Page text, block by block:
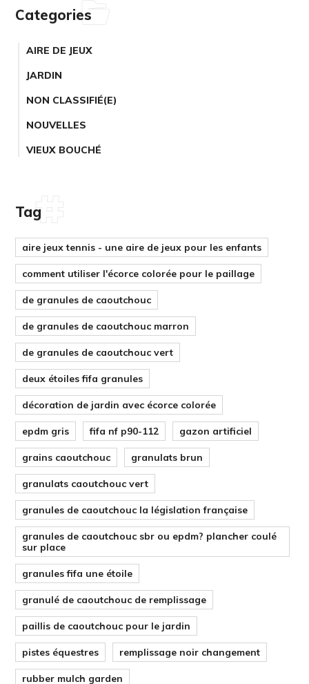
Categories
AIRE DE JEUX
JARDIN
NON CLASSIFIÉ(E)
NOUVELLES
VIEUX BOUCHÉ
Tag
aire jeux tennis - une aire de jeux pour les enfants
comment utiliser l'écorce colorée pour le paillage
de granules de caoutchouc
de granules de caoutchouc marron
de granules de caoutchouc vert
deux étoiles fifa granules
décoration de jardin avec écorce colorée
epdm gris fifa nf p90-112 gazon artificiel
grains caoutchouc granulats brun
granulats caoutchouc vert
granules de caoutchouc la législation française
granules de caoutchouc sbr ou epdm? plancher coulé
sur place
granules fifa une étoile
granulé de caoutchouc de remplissage
paillis de caoutchouc pour le jardin
pistes équestres remplissage noir changement
rubber mulch garden